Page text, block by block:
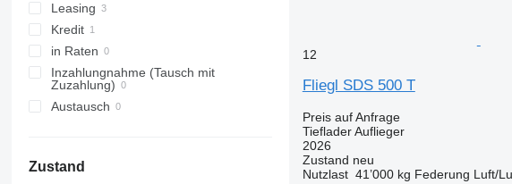
Leasing
Kredit
in Raten
Inzahlungnahme (Tausch mit
Zuzahlung)
Austausch
Zustand
12
Fliegl SDS 500 T
Preis auf Anfrage
Tieflader Auflieger
2026
Zustand neu
Nutzlast 41’000 kg Federung Luft/